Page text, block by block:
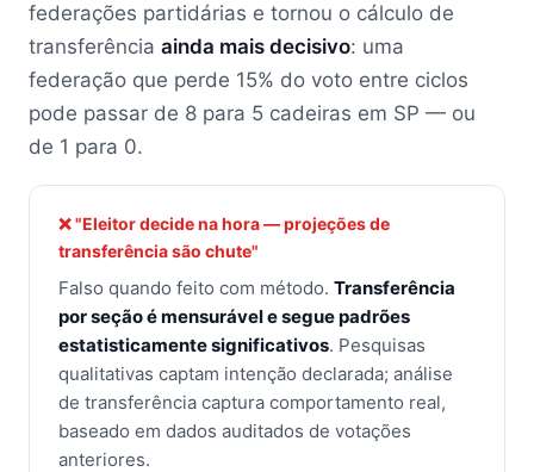
federações partidárias e tornou o cálculo de
transferência ainda mais decisivo: uma
federação que perde 15% do voto entre ciclos
pode passar de 8 para 5 cadeiras em SP — ou
de 1 para 0.
❌ "Eleitor decide na hora — projeções de
transferência são chute"
Falso quando feito com método. Transferência
por seção é mensurável e segue padrões
estatisticamente significativos. Pesquisas
qualitativas captam intenção declarada; análise
de transferência captura comportamento real,
baseado em dados auditados de votações
anteriores.